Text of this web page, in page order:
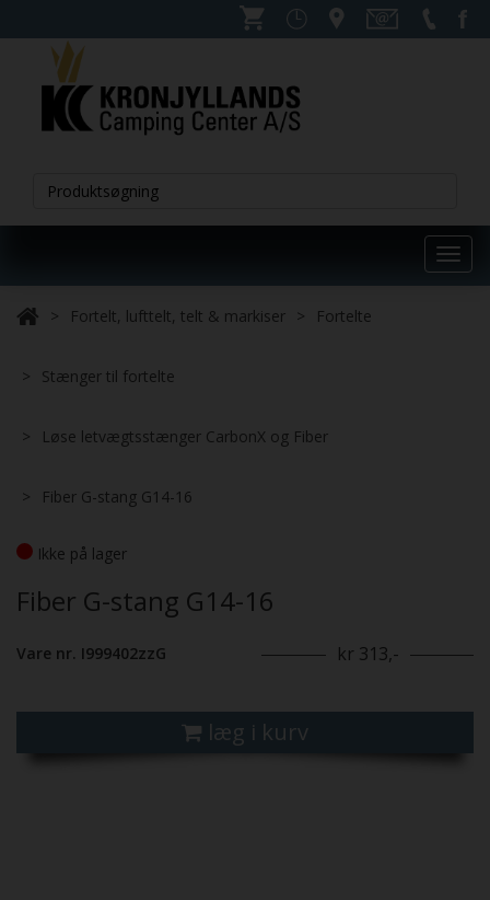
Fortelt, lufttelt, telt & markiser Fortelte
Stænger til fortelte
Løse letvægtsstænger CarbonX og Fiber
Fiber G-stang G14-16
Ikke på lager
Fiber G-stang G14-16
Vare nr. I999402zzG kr 313,-
læg i kurv